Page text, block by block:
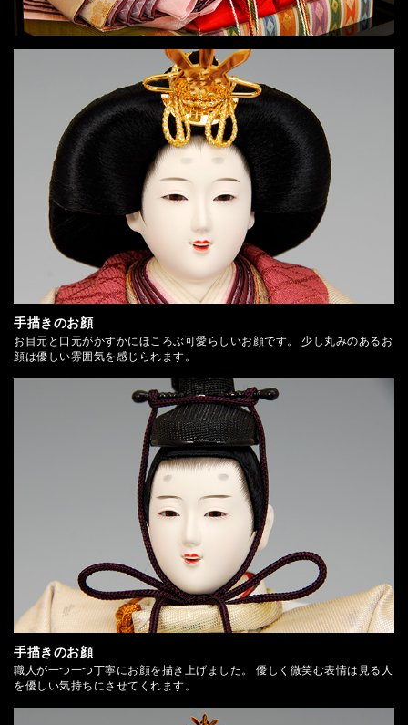
手描きのお顔
お目元と口元がかすかにほころぶ可愛らしいお顔です。 少し丸みのあるお
顔は優しい雰囲気を感じられます。
手描きのお顔
職人が一つ一つ丁寧にお顔を描き上げました。 優しく微笑む表情は見る人
を優しい気持ちにさせてくれます。